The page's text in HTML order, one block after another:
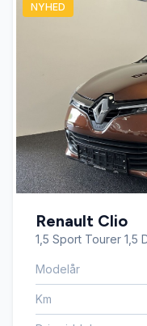
Auto. start/stop
Automatgear
Automatisk
Automatisk lys
Automatisk
Bakkamera
Blind vinkel
NYHED
Renault Clio
1,5 Sport Tourer 1,5
Modelår
Km